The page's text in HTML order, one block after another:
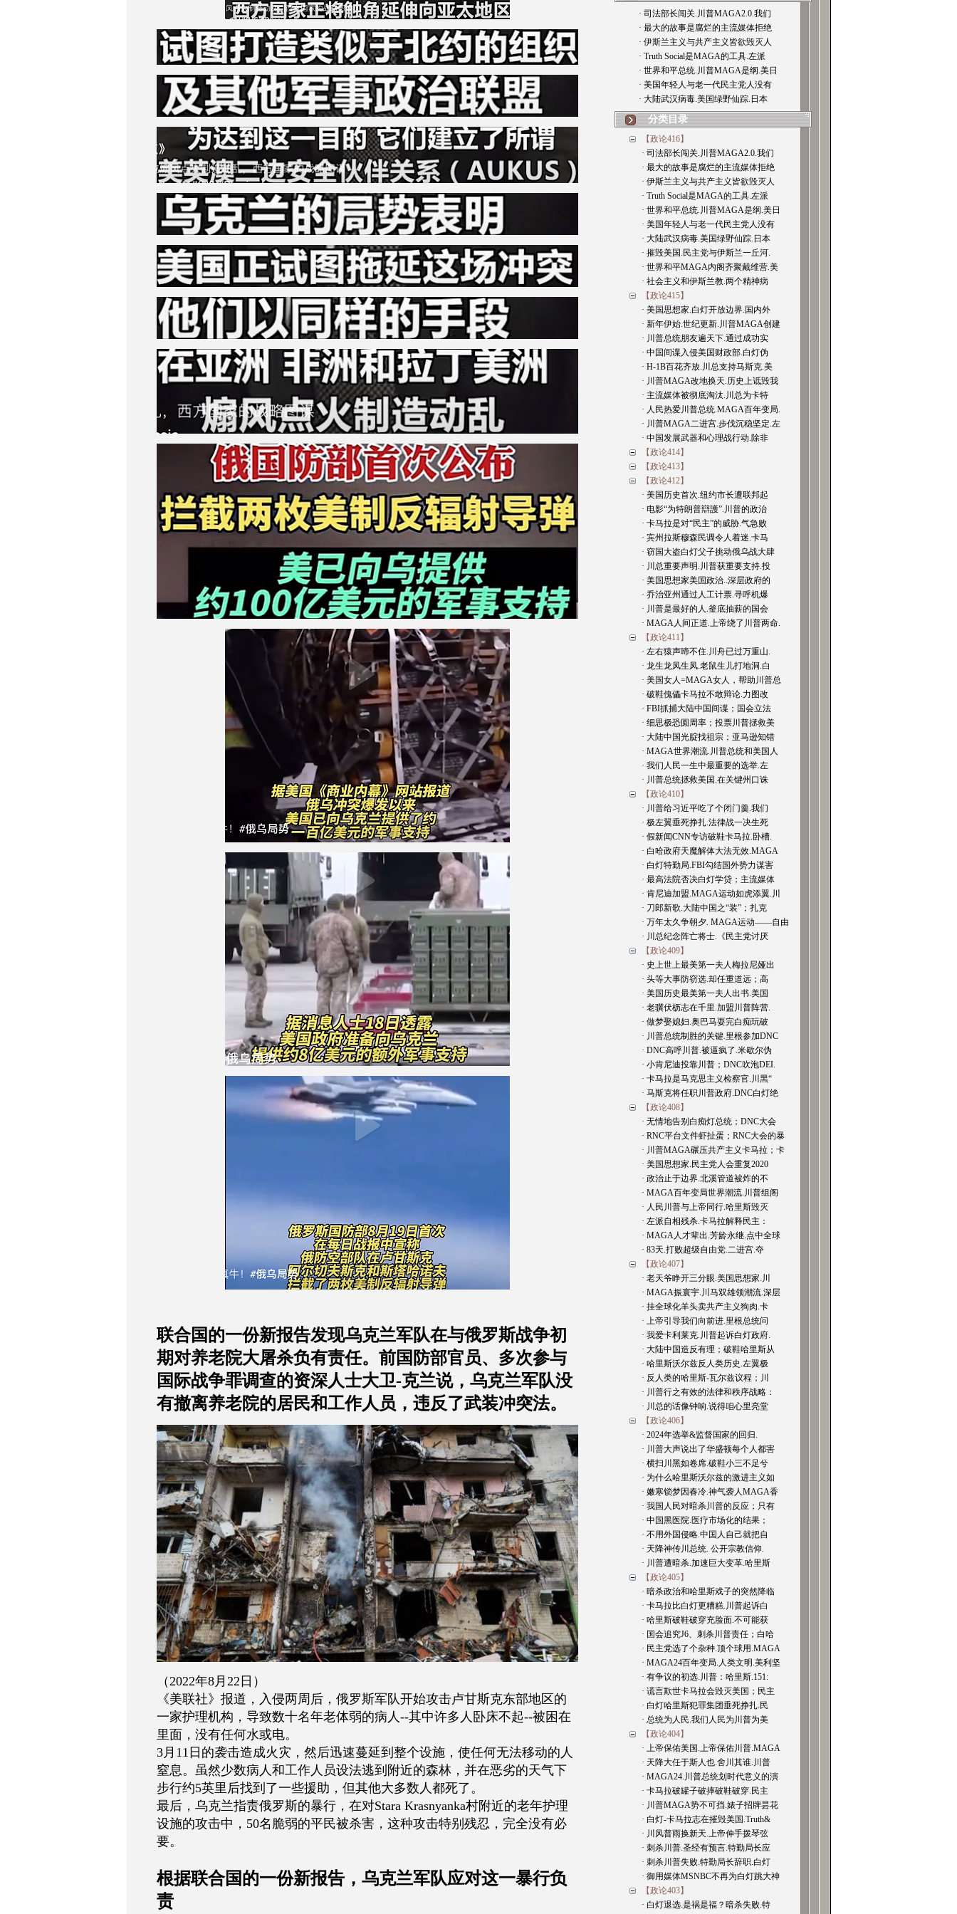
联合国的一份新报告发现乌克兰军队在与俄罗斯战争初
期对养老院大屠杀负有责任。前国防部官员、多次参与
国际战争罪调查的资深人士大卫-克兰说，乌克兰军队没
有撤离养老院的居民和工作人员，违反了武装冲突法。
（ 2022年8月 22 日）
《美联社》报道，入侵两周后，俄罗斯军队开始攻击卢甘斯克东部地区的
一家护理机构，导致数十名年老体弱的病人 --其中许多人卧床不起--被困在
里面，没有任何水或电。
3月 11 日的袭击造成火灾，然后迅速蔓延到整个设施，使任何无法移动的人
窒息。虽然少数病人和工作人员设法逃到附近的森林，并在恶劣的天气下
步行约5英里后找到了一些援助，但其他大多数人都死了。
最后，乌克兰指责俄罗斯的暴行，在对Stara Krasnyanka村附近的老年护理
设施的攻击中， 50名脆弱的平民被杀害，这种攻击特别残忍，完全没有必
要。
根据联合国的一份新报告，乌克兰军队应对这一暴行负
责
· 司法部长闯关.川普MAGA2.0.我们
· 最大的故事是腐烂的主流媒体拒绝
· 伊斯兰主义与共产主义皆欲毁灭人
· Truth Social是MAGA的工具.左派
· 世界和平总统.川普MAGA是纲.美日
· 美国年轻人与老一代民主党人没有
· 大陆武汉病毒.美国绿野仙踪.日本
分类目录
【政论416】
· 司法部长闯关.川普MAGA2.0.我们
· 最大的故事是腐烂的主流媒体拒绝
· 伊斯兰主义与共产主义皆欲毁灭人
· Truth Social是MAGA的工具.左派
· 世界和平总统.川普MAGA是纲.美日
· 美国年轻人与老一代民主党人没有
· 大陆武汉病毒.美国绿野仙踪.日本
· 摧毁美国.民主党与伊斯兰一丘河.
· 世界和平MAGA内阁齐聚戴维营.美
· 社会主义和伊斯兰教.两个精神病
【政论415】
· 美国思想家.白灯开放边界.国内外
· 新年伊始.世纪更新.川普MAGA创建
· 川普总统朋友遍天下.通过成功实
· 中国间谍入侵美国财政部.白灯伪
· H-1B百花齐放.川总支持马斯克.美
· 川普MAGA改地换天.历史上诋毁我
· 主流媒体被彻底淘汰.川总为卡特
· 人民热爱川普总统.MAGA百年变局.
· 川普MAGA二进宫.步伐沉稳坚定.左
· 中国发展武器和心理战行动.除非
【政论414】
【政论413】
【政论412】
· 美国历史首次.纽约市长遭联邦起
· 电影“为特朗普辯護”.川普的政治
· 卡马拉是对“民主”的威胁.气急败
· 宾州拉斯穆森民调令人着迷.卡马
· 窃国大盗白灯父子挑动俄乌战大肆
· 川总重要声明.川普获重要支持.投
· 美国思想家美国政治..深层政府的
· 乔治亚州通过人工计票.寻呼机爆
· 川普是最好的人.釜底抽薪的国会
· MAGA人间正道.上帝绕了川普两命.
【政论411】
· 左右猿声啼不住.川舟已过万重山.
· 龙生龙凤生凤.老鼠生儿打地洞.白
· 美国女人=MAGA女人，帮助川普总
· 破鞋傀儡卡马拉不敢辩论.力图改
· FBI抓捕大陆中国间谍；国会立法
· 细思极恐圆周率；投票川普拯救美
· 大陆中国光腚找祖宗；亚马逊知错
· MAGA世界潮流.川普总统和美国人
· 我们人民一生中最重要的选举.左
· 川普总统拯救美国.在关键州口诛
【政论410】
· 川普给习近平吃了个闭门羹.我们
· 极左翼垂死挣扎.法律战一决生死
· 假新闻CNN专访破鞋卡马拉.卧槽.
· 白哈政府天魔解体大法无效.MAGA
· 白灯特勤局.FBI勾结国外势力谋害
· 最高法院否决白灯学贷；主流媒体
· 肯尼迪加盟.MAGA运动如虎添翼.川
· 刀郎新歌.大陆中国之“装”；扎克
· 万年太久争朝夕. MAGA运动——自由
· 川总纪念阵亡将士.《民主党讨厌
【政论409】
· 史上世上最美第一夫人梅拉尼娅出
· 头等大事防窃选.却任重道远；高
· 美国历史最美第一夫人出书.美国
· 老骥伏枥志在千里.加盟川普阵营.
· 做梦娶媳妇.奥巴马耍完白痴玩破
· 川普总统制胜的关键.里根参加DNC
· DNC高呼川普.被逼疯了.米歇尔伪
· 小肯尼迪投靠川普；DNC吹泡DEI.
· 卡马拉是马克思主义检察官.川黑“
· 马斯克将任职川普政府.DNC白灯绝
【政论408】
· 无情地告别白痴灯总统；DNC大会
· RNC平台文件虾扯蛋；RNC大会的暴
· 川普MAGA碾压共产主义卡马拉；卡
· 美国思想家.民主党人会重复2020
· 政治止于边界.北溪管道被炸的不
· MAGA百年变局世界潮流.川普组阁
· 人民川普与上帝同行.哈里斯毁灭
· 左派自相残杀.卡马拉解释民主：
· MAGA人才辈出.芳龄永继.点中全球
· 83天.打败超级自由党.二进宫.夺
【政论407】
· 老天爷睁开三分眼.美国思想家.川
· MAGA振寰宇.川马双雄领潮流.深层
· 挂全球化羊头卖共产主义狗肉.卡
· 上帝引导我们向前进.里根总统问
· 我爱卡利莱克.川普起诉白灯政府.
· 大陆中国造反有理；破鞋哈里斯从
· 哈里斯沃尔兹反人类历史.左翼极
· 反人类的哈里斯-瓦尔兹议程；川
· 川普行之有效的法律和秩序战略：
· 川总的话像钟响.说得咱心里亮堂
【政论406】
· 2024年选举&监督国家的回归.
· 川普大声说出了华盛顿每个人都害
· 横扫川黑如卷席.破鞋小三不足兮
· 为什么哈里斯沃尔兹的激进主义如
· 嫩寒锁梦因春冷.神气袭人MAGA香
· 我国人民对暗杀川普的反应；只有
· 中国黑医院.医疗市场化的结果；
· 不用外国侵略.中国人自己就把自
· 天降神传川总统. 公开宗教信仰.
· 川普遭暗杀.加速巨大变革.哈里斯
【政论405】
· 暗杀政治和哈里斯戏子的突然降临
· 卡马拉比白灯更糟糕.川普起诉白
· 哈里斯破鞋破穿充脸面.不可能获
· 国会追究J6、刺杀川普责任；白哈
· 民主党选了个杂种.顶个球用.MAGA
· MAGA24百年变局.人类文明.美利坚
· 有争议的初选.川普：哈里斯.151:
· 谎言欺世卡马拉会毁灭美国；民主
· 白灯哈里斯犯罪集团垂死挣扎.民
· 总统为人民.我们人民为川普为美
【政论404】
· 上帝保佑美国.上帝保佑川普.MAGA
· 天降大任于斯人也.舍川其谁.川普
· MAGA24.川普总统划时代意义的演
· 卡马拉破罐子破摔破鞋破穿.民主
· 川普MAGA势不可挡.婊子招牌昙花
· 白灯-卡马拉志在摧毁美国.Truth&
· 川风普雨换新天.上帝伸手拨琴弦
· 刺杀川普.圣经有预言.特勤局长应
· 刺杀川普失败.特勤局长辞职.白灯
· 御用媒体MSNBC不再为白灯跳大神
【政论403】
· 白灯退选.是祸是福？暗杀失败.特